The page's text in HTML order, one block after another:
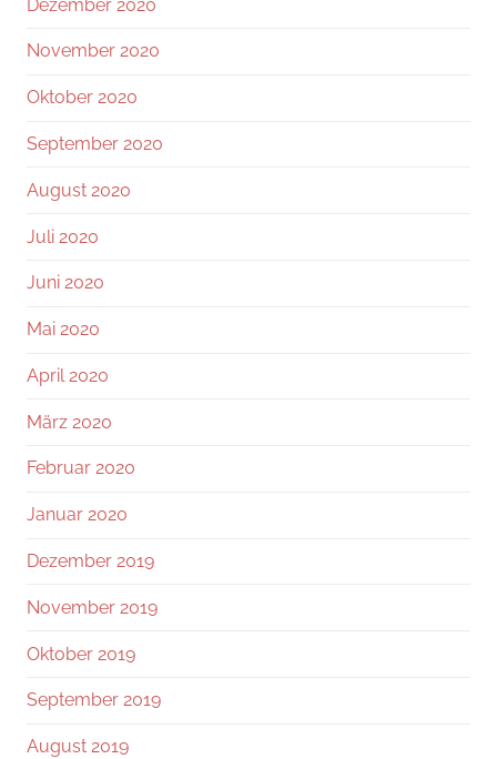
Dezember 2020
November 2020
Oktober 2020
September 2020
August 2020
Juli 2020
Juni 2020
Mai 2020
April 2020
März 2020
Februar 2020
Januar 2020
Dezember 2019
November 2019
Oktober 2019
September 2019
August 2019